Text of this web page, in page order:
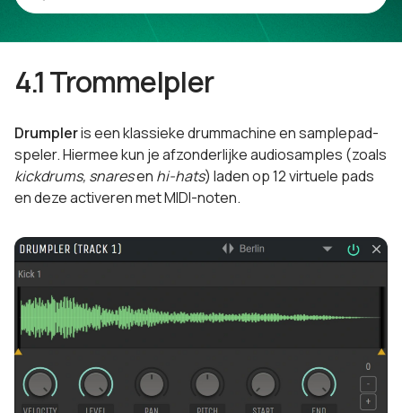
4.1 Trommelpler
Drumpleris een klassieke drummachine en samplepad-
speler. Hiermee kun je afzonderlijke audiosamples (zoals
kickdrums, snaresen hi-hats) laden op 12 virtuele pads
en deze activeren met MIDI-noten.